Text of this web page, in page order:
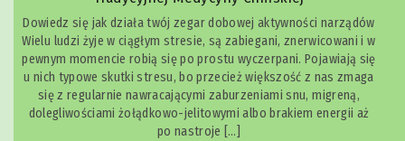
Dowiedz się jak działa twój zegar dobowej aktywności narządów
Wielu ludzi żyje w ciągłym stresie, są zabiegani, znerwicowani i w
pewnym momencie robią się po prostu wyczerpani. Pojawiają się
u nich typowe skutki stresu, bo przecież większość z nas zmaga
się z regularnie nawracającymi zaburzeniami snu, migreną,
dolegliwościami żołądkowo-jelitowymi albo brakiem energii aż
po nastroje […]